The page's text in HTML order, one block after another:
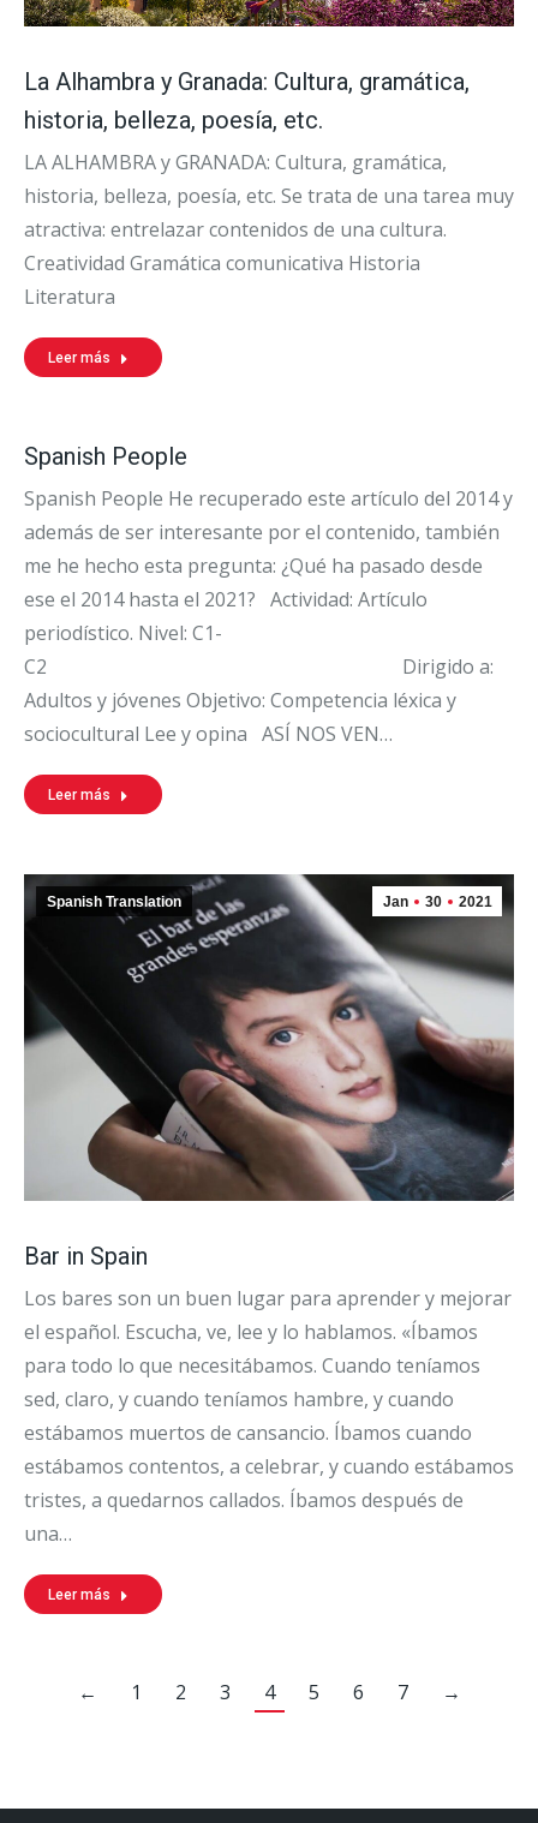
La Alhambra y Granada: Cultura, gramática,
historia, belleza, poesía, etc.
LA ALHAMBRA y GRANADA: Cultura, gramática,
historia, belleza, poesía, etc. Se trata de una tarea muy
atractiva: entrelazar contenidos de una cultura.
Creatividad Gramática comunicativa Historia
Literatura
Leer más
Spanish People
Spanish People He recuperado este artículo del 2014 y
además de ser interesante por el contenido, también
me he hecho esta pregunta: ¿Qué ha pasado desde
ese el 2014 hasta el 2021? Actividad: Artículo
periodístico. Nivel: C1-
C2 Dirigido a:
Adultos y jóvenes Objetivo: Competencia léxica y
sociocultural Lee y opina ASÍ NOS VEN…
Leer más
Jan 30 2021
Spanish Translation
Bar in Spain
Los bares son un buen lugar para aprender y mejorar
el español. Escucha, ve, lee y lo hablamos. «Íbamos
para todo lo que necesitábamos. Cuando teníamos
sed, claro, y cuando teníamos hambre, y cuando
estábamos muertos de cansancio. Íbamos cuando
estábamos contentos, a celebrar, y cuando estábamos
tristes, a quedarnos callados. Íbamos después de
una…
Leer más
← 1 2 3 4 5 6 7 →